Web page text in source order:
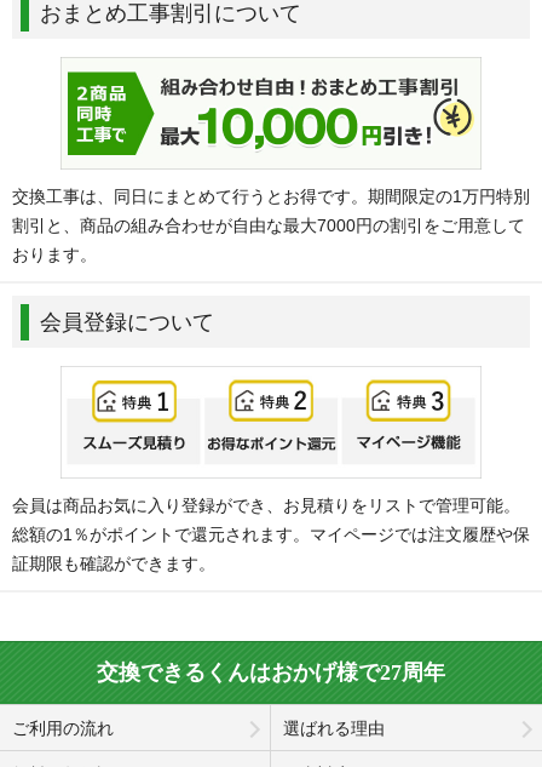
おまとめ工事割引について
交換工事は、同日にまとめて行うとお得です。期間限定の1万円特別
割引と、商品の組み合わせが自由な最大7000円の割引をご用意して
おります。
会員登録について
会員は商品お気に入り登録ができ、お見積りをリストで管理可能。
総額の1％がポイントで還元されます。マイページでは注文履歴や保
証期限も確認ができます。
交換できるくんはおかげ様で27周年
ご利用の流れ 選ばれる理由